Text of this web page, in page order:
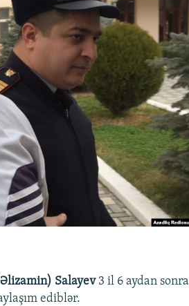
Salayev 3 il 6 aydan sonra
ediblər.